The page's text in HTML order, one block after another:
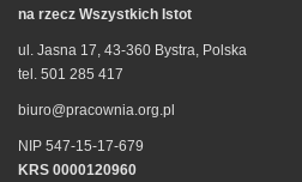
na rzecz Wszystkich Istot
ul. Jasna 17, 43-360 Bystra, Polska
tel. 501 285 417
biuro@pracownia.org.pl
NIP 547-15-17-679
KRS 0000120960